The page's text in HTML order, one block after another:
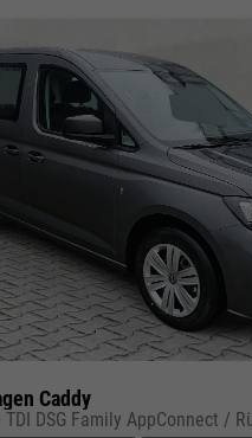
Caddy
TDI DSG Family AppConnect /